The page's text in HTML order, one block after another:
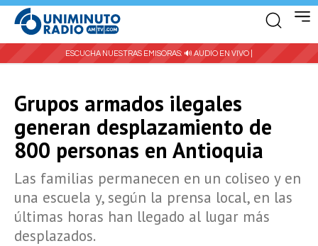
ESCUCHA NUESTRAS EMISORAS: 🔊 AUDIO EN VIVO |
Grupos armados ilegales
generan desplazamiento de
800 personas en Antioquia
Las familias permanecen en un coliseo y en
una escuela y, según la prensa local, en las
últimas horas han llegado al lugar más
desplazados.